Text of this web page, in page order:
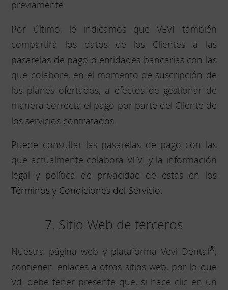
previamente.
Por último, le indicamos que VEVI también
compartirá los datos de los Clientes a las
pasarelas de pago o entidades bancarias con las
que colabore, en el momento de suscripción de
los planes ofertados, a efectos de gestionar de
manera correcta el pago por parte del Cliente de
los servicios contratados.
Puede consultar las pasarelas de pago con las
que actualmente colabora VEVI y la información
legal y política de privacidad de éstas en los
Términos y Condiciones del Servicio.
7. Sitio Web de terceros
Nuestra página web y plataforma Vevi Dental®,
contienen enlaces a otros sitios web, por lo que
Vd. debe tener presente que, si hace clic en un